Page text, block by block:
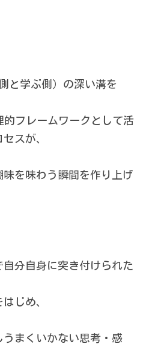
と学ぶ側）の深い溝を
的フレームワークとして活
スが、
を味わう瞬間を作り上げ
分自身に突き付けられた
じめ、
うまくいかない思考・感